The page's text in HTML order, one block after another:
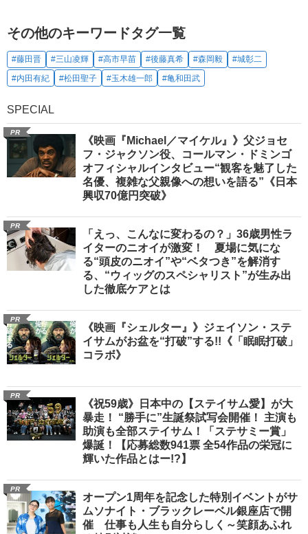
その他のキーワードタグ一覧
#藤田晋 #三山凌輝 #高市早苗 #後藤真希 #森岡毅
#城彰二
#内田有紀
#松田聖子 #玉木雄一郎 #亀和田武
SPECIAL
PR
《映画『Michael／マイケル』》父ジョセ
フ・ジャクソン役、コールマン・ドミンゴ
オフィシャルインタビュー“観客を魅了した
名優、複雑な父親像への想いを語る”《日本
興収70億円突破》
PR
「えっ、こんなに変わるの？」36歳男性ラ
イターのニオイが激変！ 夏場に気にな
る“頭皮のニオイ”や“ベタつき”を解消す
る、“ウィッグのスペシャリスト”が生み出
した徹底ケアとは
PR
《映画『シェルター』》ジェイソン・ステ
イサムがお盆を“打破”する!!《「眠眠打破」
コラボ》
PR
《祝59歳》日本中の【ステイサム愛】が大
暴走！ “勝手に”生誕祭試写会開催！ 主演も
助演も全部ステイサム！「ステサミー賞」
爆誕！【応募総数941票 全54作品の栄冠に
輝いた作品とはー!?】
PR
オープン1周年を記念した特別イベントがサ
ムソナイト・ブラックレーベル銀座店で開
催 仕事も人生も自分らしく～笑顔あふれ